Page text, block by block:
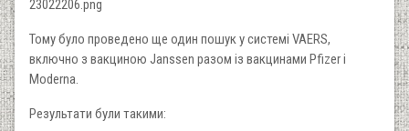
23022206.png
Тому було проведено ще один пошук у системі VAERS,
включно з вакциною Janssen разом із вакцинами Pfizer і
Moderna.
Результати були такими: